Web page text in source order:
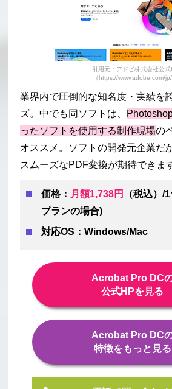
引用元：アドビ株式会社公式
（https://www.adobe.com/jp/
業界内で圧倒的な知名度・実績を
ズ。中でも同ソフトは、
ったソフトを使用する制作現場の
オススメ。ソフトの開発元企業だ
スムーズなPDF変換が期待できま
価格： 月額1,738円
（税込）/
プランの場合)
対応OS：Windows/Mac
Acrobat Pro DC
公式HPを見る
Acrobat Pro DC
特徴をもっと見る